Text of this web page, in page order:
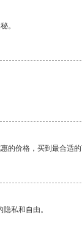
。
的价格，买到最合适
私和自由。